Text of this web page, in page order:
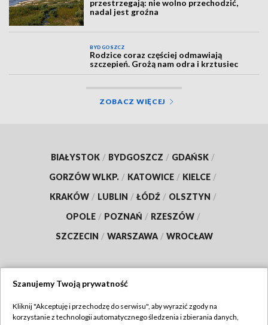
WARSZAWA
przestrzegają: nie wolno przechodzić,
nadal jest groźna
Rodzice coraz częściej odmawiają
szczepień. Grożą nam odra i krztusiec
BIAŁYSTOK / BYDGOSZCZ GDAŃSK /
GORZÓW WLKP. / KATOWICE / KIELCE
KRAKÓW / LUBLIN / ŁÓDŹ OLSZTYN
SZCZECIN / WARSZAWA
Szanujemy Twoją prywatność
Kliknij "Akceptuję i przechodzę do serwisu", aby wyrazić zgody na
korzystanie z technologii automatycznego śledzenia i zbierania danych,